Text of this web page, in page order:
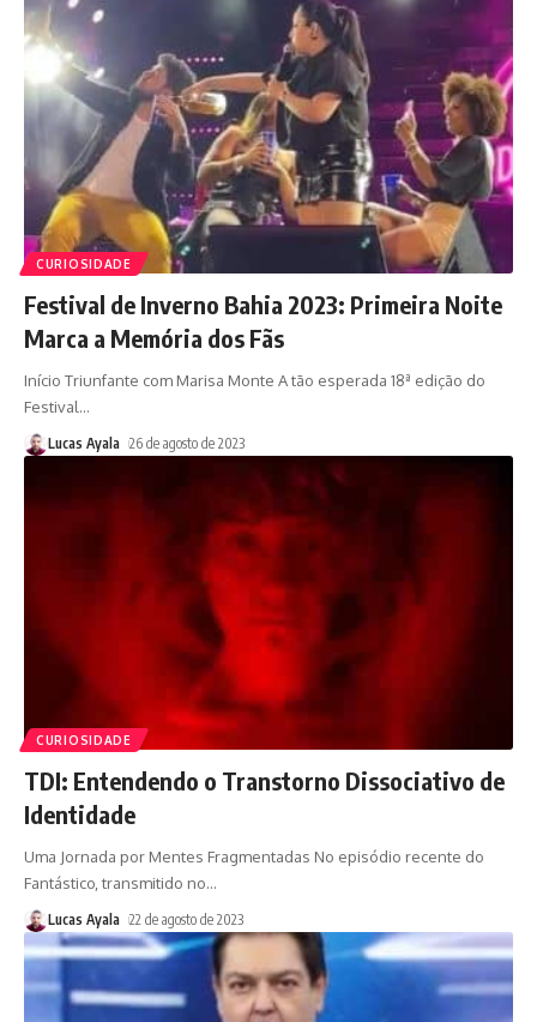
CURIOSIDADE
Festival de Inverno Bahia 2023: Primeira Noite
Marca a Memória dos Fãs
Início Triunfante com Marisa Monte A tão esperada 18ª edição do
Festival…
Lucas Ayala 26 de agosto de 2023
CURIOSIDADE
TDI: Entendendo o Transtorno Dissociativo de
Identidade
Uma Jornada por Mentes Fragmentadas No episódio recente do
Fantástico, transmitido no…
Lucas Ayala 22 de agosto de 2023